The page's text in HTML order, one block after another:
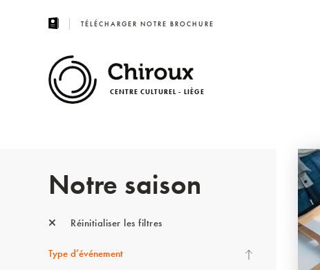
TÉLÉCHARGER NOTRE BROCHURE
CENTRE CULTUREL - LIÈGE
Notre saison
Réinitialiser les filtres
Type d’événement